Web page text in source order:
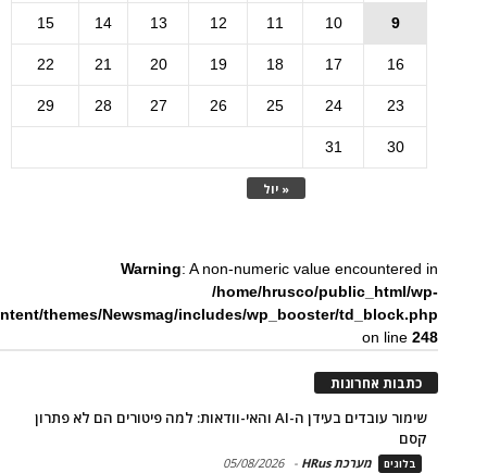
« יול
9
10
11
12
13
14
15
16
17
18
19
20
21
22
23
24
25
26
27
28
29
30
31
Warning: A non-numeric value encountered in
/home/hrusco/public_html/wp-
themes/Newsmag/includes/wp_booster/td_block.php
on line248
כתבות אחרונות
שימור עובדים בעידן ה-AI והאי-וודאות: למה פיטורים הם לא פתרון
קסם
בלוגים מערכת HRus -
05/08/2026